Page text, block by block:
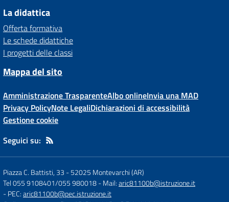
La didattica
Offerta formativa
Le schede didattiche
I progetti delle classi
Mappa del sito
Amministrazione TrasparenteAlbo onlineInvia una MAD
Privacy PolicyNote LegaliDichiarazioni di accessibilità
Gestione cookie
Seguici su:
Piazza C. Battisti, 33 -52025 Montevarchi (AR)
Tel 055 9108401/055 980018- Mail:aric81100b@istruzione.it
- PEC:aric81100b@pec.istruzione.it